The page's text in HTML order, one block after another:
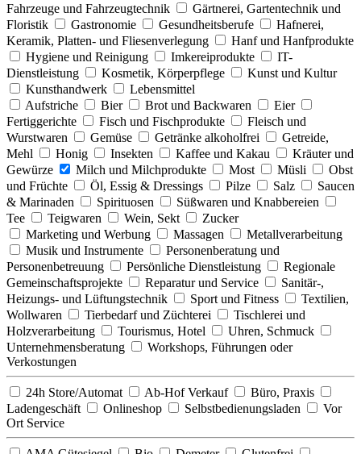
Fahrzeuge und Fahrzeugtechnik
Gärtnerei, Gartentechnik und
Floristik
Gastronomie Gesundheitsberufe
Hafnerei,
Keramik, Platten- und Fliesenverlegung
Hanf und Hanfprodukte
Hygiene und Reinigung
Imkereiprodukte
IT-
Dienstleistung
Kosmetik, Körperpflege
Kunst und Kultur
Kunsthandwerk
Lebensmittel
Aufstriche
Bier Brot und Backwaren
Eier
Fertiggerichte
Fisch und Fischprodukte
Fleisch und
Wurstwaren
Gemüse Getränke alkoholfrei
Getreide,
Mehl
Honig Insekten Kaffee und Kakau
Kräuter und
Gewürze
Milch und Milchprodukte Most Müsli
Obst
und Früchte
Öl, Essig & Dressings Pilze Salz
Saucen
& Marinaden
Spirituosen
Süßwaren und Knabbereien
Tee
Teigwaren Wein, Sekt
Zucker
Marketing und Werbung
Massagen
Metallverarbeitung
Musik und Instrumente
Personenberatung und
Personenbetreuung
Persönliche Dienstleistung
Regionale
Gemeinschaftsprojekte
Reparatur und Service
Sanitär-,
Heizungs- und Lüftungstechnik
Sport und Fitness
Textilien,
Wollwaren
Tierbedarf und Züchterei
Tischlerei und
Holzverarbeitung
Tourismus, Hotel
Uhren, Schmuck
Unternehmensberatung
Workshops, Führungen oder
Verkostungen
24h Store/Automat Ab-Hof Verkauf
Büro, Praxis
Ladengeschäft
Onlineshop Selbstbedienungsladen
Vor
Ort Service